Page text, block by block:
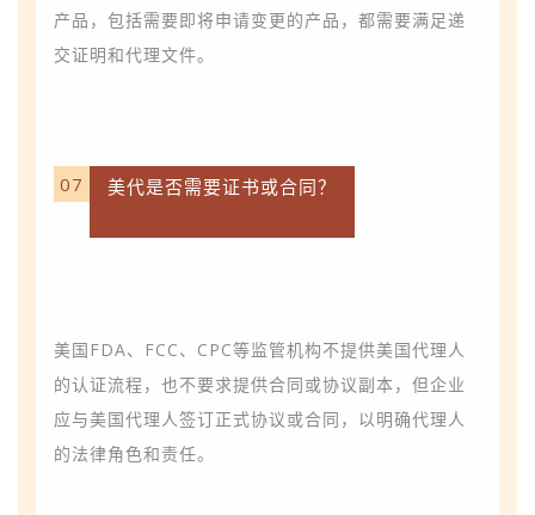
产品，包括需要即将申请变更的产品，都需要满足递
交证明和代理文件。
07 美代是否需要证书或合同？
美国FDA、FCC、CPC等监管机构不提供美国代理人
的认证流程，也不要求提供合同或协议副本，但企业
应与美国代理人签订正式协议或合同，以明确代理人
的法律角色和责任。